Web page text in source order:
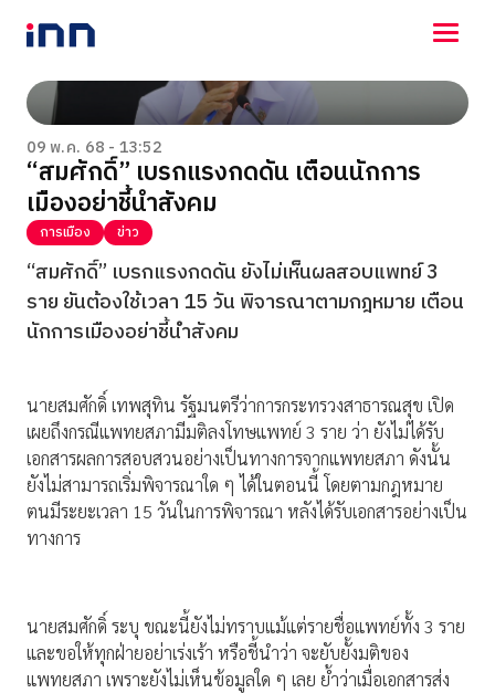
NEWS
ENTERTAINMENT
LIFESTYLE
HOROSCOPE
LOTTERY
VIDEO
ร่วมด้วยช่วยกัน
09 พ.ค. 68 - 13:52
“สมศักดิ์” เบรกแรงกดดัน เตือนนักการ
เมืองอย่าชี้นำสังคม
การเมือง ข่าว
“สมศักดิ์” เบรกแรงกดดัน ยังไม่เห็นผลสอบแพทย์ 3
ราย ยันต้องใช้เวลา 15 วัน พิจารณาตามกฎหมาย เตือน
นักการเมืองอย่าชี้นำสังคม
นายสมศักดิ์ เทพสุทิน รัฐมนตรีว่าการกระทรวงสาธารณสุข เปิด
เผยถึงกรณีแพทยสภามีมติลงโทษแพทย์ 3 ราย ว่า ยังไม่ได้รับ
เอกสารผลการสอบสวนอย่างเป็นทางการจากแพทยสภา ดังนั้น
ยังไม่สามารถเริ่มพิจารณาใด ๆ ได้ในตอนนี้ โดยตามกฎหมาย
ตนมีระยะเวลา 15 วันในการพิจารณา หลังได้รับเอกสารอย่างเป็น
ทางการ
นายสมศักดิ์ ระบุ ขณะนี้ยังไม่ทราบแม้แต่รายชื่อแพทย์ทั้ง 3 ราย
และขอให้ทุกฝ่ายอย่าเร่งเร้า หรือชี้นำว่า จะยับยั้งมติของ
แพทยสภา เพราะยังไม่เห็นข้อมูลใด ๆ เลย ย้ำว่าเมื่อเอกสารส่ง